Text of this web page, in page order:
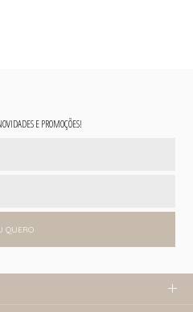
E PROMOÇÕES!
QUERO